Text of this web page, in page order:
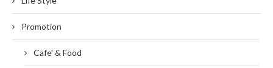
Promotion
Cafe' & Food